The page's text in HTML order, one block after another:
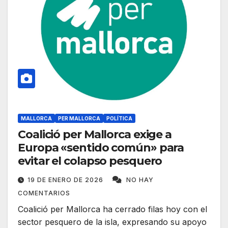
MALLORCA PER MALLORCA POLÍTICA
Coalició per Mallorca exige a
Europa «sentido común» para
evitar el colapso pesquero
19 DE ENERO DE 2026
NO HAY
COMENTARIOS
Coalició per Mallorca ha cerrado filas hoy con el
sector pesquero de la isla, expresando su apoyo